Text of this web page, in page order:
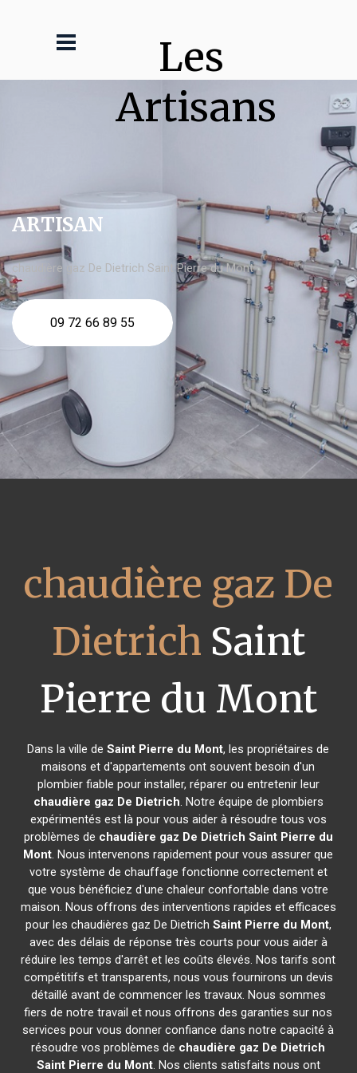
Les
Artisans
ARTISAN
chaudière gaz De Dietrich Saint Pierre du Mont
09 72 66 89 55
chaudière gaz De
Dietrich Saint
Pierre du Mont
Dans la ville deSaint Pierre du Mont, les propriétaires de
maisons et d'appartements ont souvent besoin d'un
plombier fiable pour installer, réparer ou entretenir leur
chaudière gaz De Dietrich. Notre équipe de plombiers
expérimentés est là pour vous aider à résoudre tous vos
problèmes de chaudière gaz De Dietrich Saint Pierre du
Mont. Nous intervenons rapidement pour vous assurer que
votre système de chauffage fonctionne correctement et
que vous bénéficiez d'une chaleur confortable dans votre
maison. Nous offrons des interventions rapides et efficaces
pour les chaudières gaz De Dietrich Saint Pierre du Mont,
avec des délais de réponse très courts pour vous aider à
réduire les temps d'arrêt et les coûts élevés. Nos tarifs sont
compétitifs et transparents, nous vous fournirons un devis
détaillé avant de commencer les travaux. Nous sommes
fiers de notre travail et nous offrons des garanties sur nos
services pour vous donner confiance dans notre capacité à
résoudre vos problèmes de chaudière gaz De Dietrich
Saint Pierre du Mont. Nos clients satisfaits nous ont